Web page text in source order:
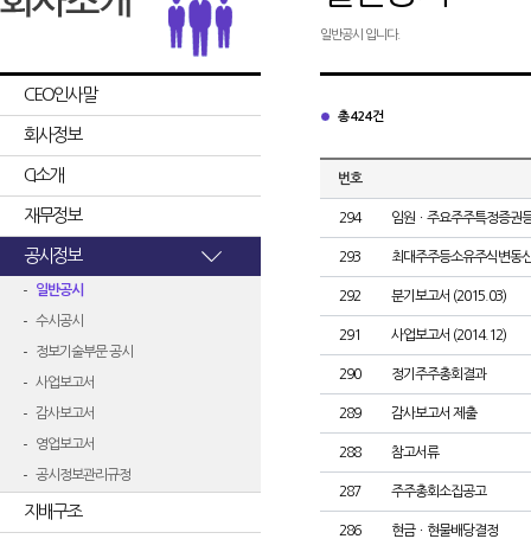
CEO인사말
회사정보
CI소개
재무정보
공시정보
일반공시
수시공시
정보기술부문 공시
사업보고서
감사보고서
영업보고서
공시정보관리규정
지배구조
일반공시 입니다.
총 424건
번호
294 임원ㆍ주요주주특정증권
293 최대주주등소유주식변동
292 분기보고서 (2015.03)
291 사업보고서 (2014.12)
290 정기주주총회결과
289 감사보고서 제출
288 참고서류
287 주주총회소집공고
286 현금ㆍ현물배당결정